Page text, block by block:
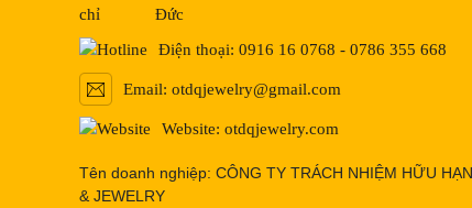
Đức
Điện thoại: 0916 16 0768 - 0786 355 668
Email: otdqjewelry@gmail.com
Website: otdqjewelry.com
Tên doanh nghiệp: CÔNG TY TRÁCH NHIỆM HỮU
& JEWELRY